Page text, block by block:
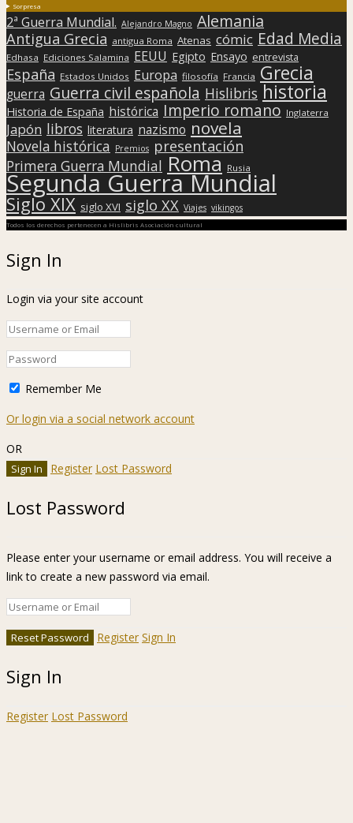
Sorpresa
2ª Guerra Mundial. Alejandro Magno Alemania
Antigua Grecia antigua Roma Atenas cómic Edad Media
Edhasa Ediciones Salamina EEUU Egipto Ensayo entrevista
España Estados Unidos Europa filosofía Francia Grecia
guerra Guerra civil española Hislibris historia
Historia de España histórica Imperio romano Inglaterra
Japón libros literatura nazismo novela
Novela histórica Premios presentación
Primera Guerra Mundial Roma Rusia
Segunda Guerra Mundial
Siglo XIX siglo XVI siglo XX Viajes vikingos
Todos los derechos pertenecen a Hislibris Asociación cultural
Sign In
Login via your site account
Remember Me
Or login via a social network account
OR
Register Lost Password
Lost Password
Please enter your username or email address. You will receive a
link to create a new password via email.
Register Sign In
Sign In
Register Lost Password